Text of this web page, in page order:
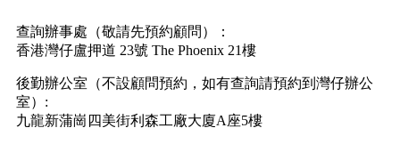
查詢辦事處（敬請先預約顧問）：
香港灣仔盧押道 23號 The Phoenix 21樓
後勤辦公室（不設顧問預約，如有查詢請預約到灣仔辦公
室）:
九龍新蒲崗四美街利森工廠大廈A座5樓